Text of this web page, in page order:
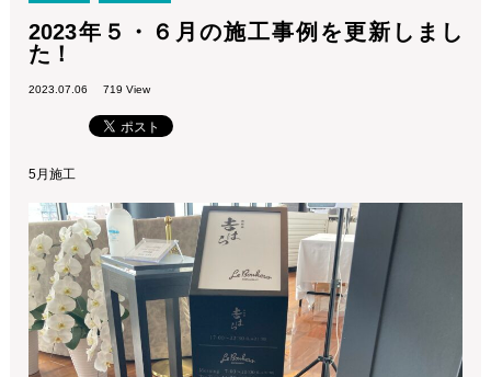
2023年５・６月の施工事例を更新しまし
た！
2023.07.06 719 View
5月施工